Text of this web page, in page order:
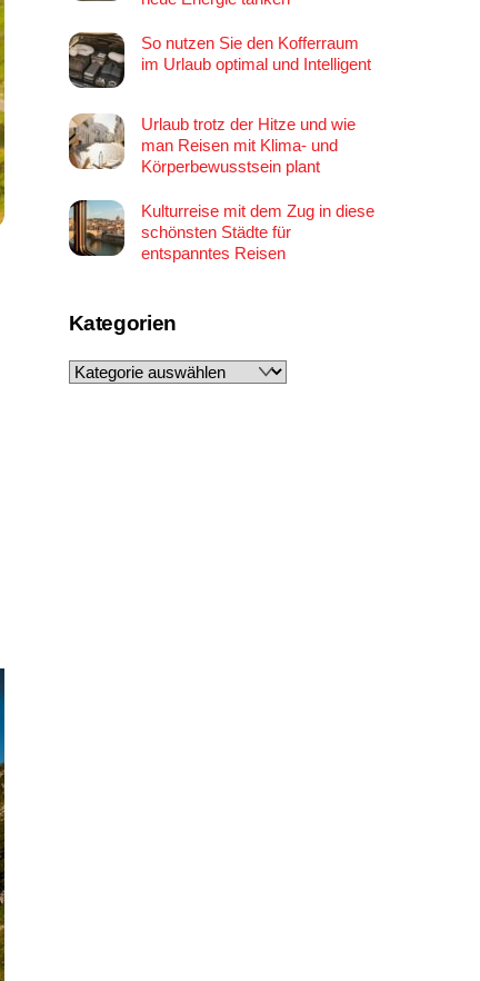
So nutzen Sie den Kofferraum
im Urlaub optimal und Intelligent
Urlaub trotz der Hitze und wie
man Reisen mit Klima- und
Körperbewusstsein plant
Kulturreise mit dem Zug in diese
schönsten Städte für
entspanntes Reisen
Kategorien
Kategorien